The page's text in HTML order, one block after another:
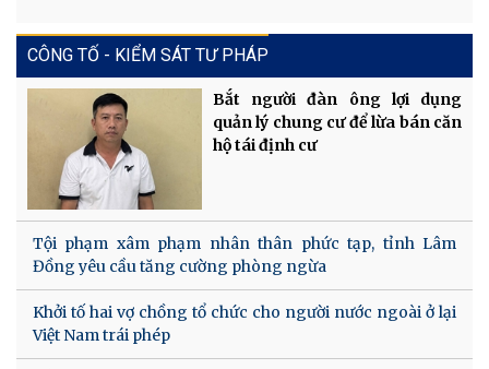
CÔNG TỐ - KIỂM SÁT TƯ PHÁP
Bắt người đàn ông lợi dụng
quản lý chung cư để lừa bán căn
hộ tái định cư
Tội phạm xâm phạm nhân thân phức tạp, tỉnh Lâm
Đồng yêu cầu tăng cường phòng ngừa
Khởi tố hai vợ chồng tổ chức cho người nước ngoài ở lại
Việt Nam trái phép